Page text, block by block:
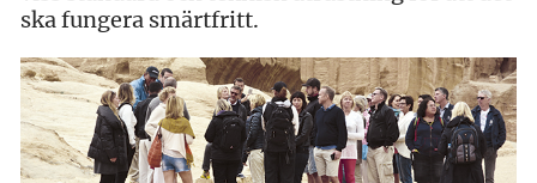
ska fungera smärtfritt.